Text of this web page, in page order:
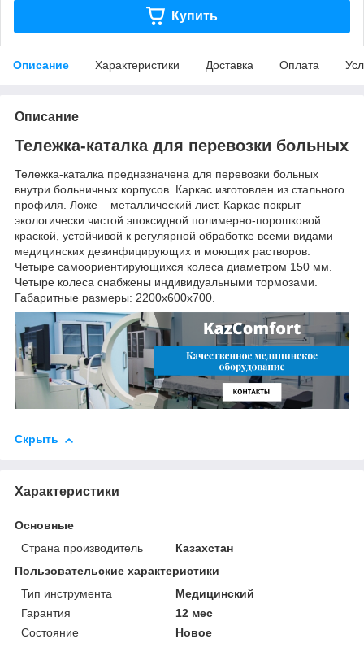
Купить
Описание Характеристики Доставка Оплата
Описание
Тележка-каталка для перевозки больных
Тележка-каталка предназначена для перевозки больных
внутри больничных корпусов. Каркас изготовлен из стального
профиля. Ложе – металлический лист. Каркас покрыт
экологически чистой эпоксидной полимерно-порошковой
краской, устойчивой к регулярной обработке всеми видами
медицинских дезинфицирующих и моющих растворов.
Четыре самоориентирующихся колеса диаметром 150 мм.
Четыре колеса снабжены индивидуальными тормозами.
Габаритные размеры: 2200х600х700.
Скрыть
Характеристики
Основные
Страна производитель
Казахстан
Пользовательские характеристики
Тип инструмента
Медицинский
Гарантия
12 мес
Состояние
Новое